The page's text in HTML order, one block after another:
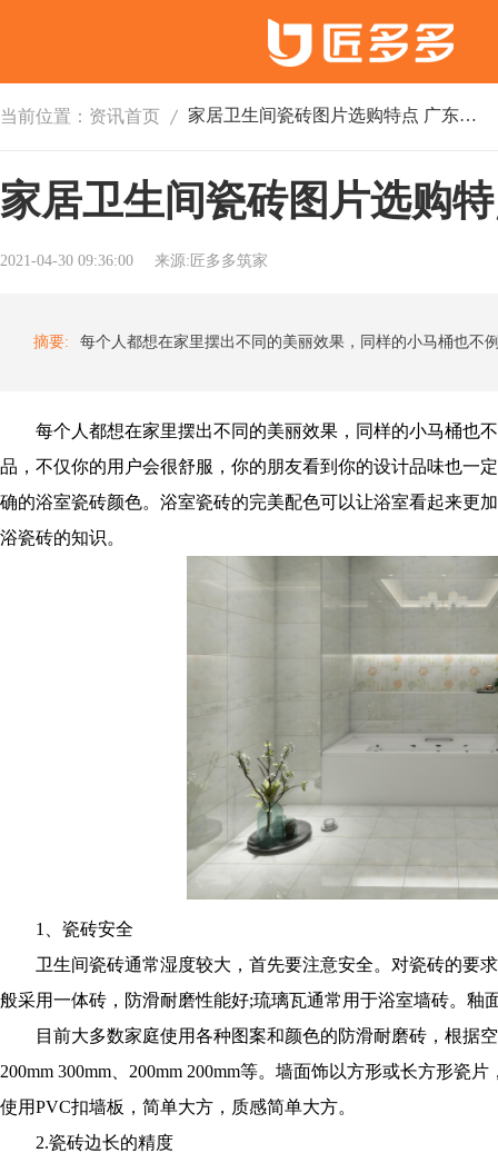
当前位置： 资讯首页 家居卫生间瓷砖图片选购特点 广东十大品牌瓷砖
家居卫生间瓷砖图片选购
2021-04-30 09:36:00 来源:匠多多筑家
摘要:
每个人都想在家里摆出不同的美丽效果，同样的小马桶也
品，不仅你的用户会很舒服，你的朋友看到你的设计品味也一
确的浴室瓷砖颜色。浴室瓷砖的完美配色可以让浴室看起来更
浴瓷砖的知识。
1、瓷砖安全
卫生间瓷砖通常湿度较大，首先要注意安全。对瓷砖的要
般采用一体砖，防滑耐磨性能好;琉璃瓦通常用于浴室墙砖。釉
目前大多数家庭使用各种图案和颜色的防滑耐磨砖，根据空
200mm 300mm、200mm 200mm等。墙面饰以方形或长方形瓷
使用PVC扣墙板，简单大方，质感简单大方。
2.瓷砖边长的精度